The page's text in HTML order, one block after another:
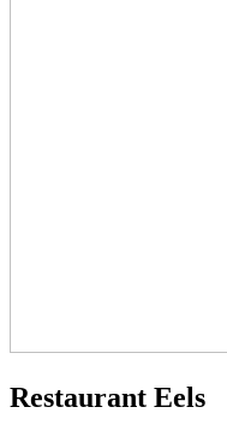
Restaurant Eels